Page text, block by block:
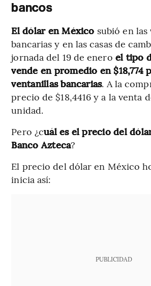
bancos
El dólar en México subió en
bancarias y en las casas de
jornada del 19 de enero el tipo
vende en promedio en $18,774
ventanillas bancarias. A la
precio de $18,4416 y a la venta
unidad.
Pero ¿cuál es el precio del
Banco Azteca?
El precio del dólar en México
inicia así:
PUBLICIDAD